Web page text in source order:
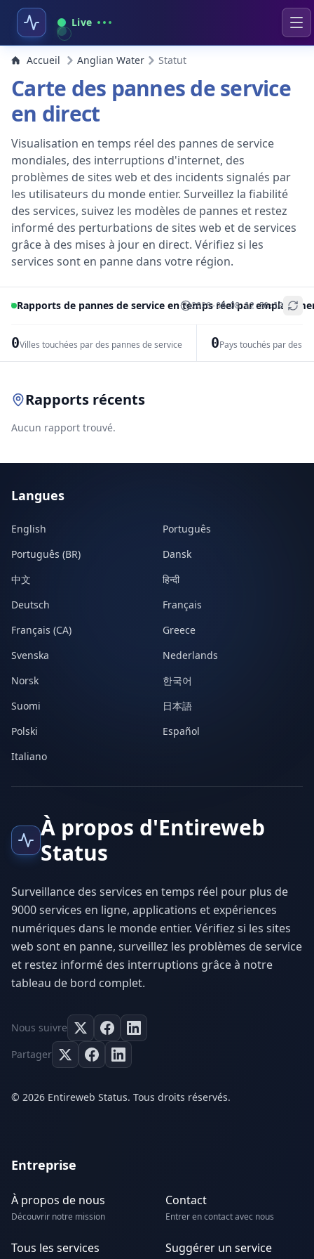
Live
Accueil Anglian Water Statut
Carte des pannes de service
en direct
Visualisation en temps réel des pannes de service
mondiales, des interruptions d'internet, des
problèmes de sites web et des incidents signalés par
les utilisateurs du monde entier. Surveillez la fiabilité
des services, suivez les modèles de pannes et restez
informé des perturbations de sites web et de services
grâce à des mises à jour en direct. Vérifiez si les
services sont en panne dans votre région.
Rapports de pannes de service en temps réel par
2026-08-08 12:56:10
0Villes touchées par des pannes de service 0Pays touchés par des
+
Rapports récents
Aucun rapport trouvé.
Langues
English
Português
Português (BR)
Dansk
中文
हिन्दी
Deutsch
Français
Français (CA)
Greece
Svenska
Nederlands
Norsk
한국어
Suomi
日本語
Polski
Español
Italiano
À propos d'Entireweb
Status
Surveillance des services en temps réel pour plus de
9000 services en ligne, applications et expériences
numériques dans le monde entier. Vérifiez si les sites
web sont en panne, surveillez les problèmes de service
et restez informé des interruptions grâce à notre
tableau de bord complet.
Nous suivre
Partager
© 2026 Entireweb Status. Tous droits réservés.
Entreprise
À propos de nous
Découvrir notre mission
Contact
Entrer en contact avec nous
Tous les services Suggérer un service